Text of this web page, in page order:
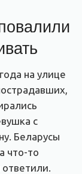
на улице
с
Беларусы
что-то